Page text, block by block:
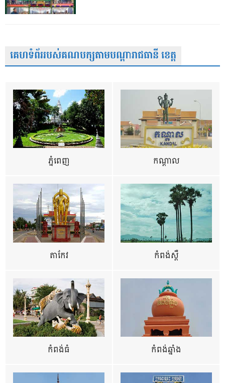
គេហទំព័ររបស់គណបក្សតាមបណ្តារាជធានី ខេត្ត
ភ្នំពេញ កណ្តាល
តាកែវ កំពង់ស្ពឺ
កំពង់ធំ កំពង់ឆ្នាំង